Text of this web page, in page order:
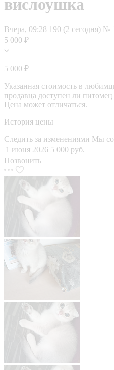
вислоушка
Вчера, 09:28 190 (2 сегодня) №
5 000 ₽
5 000 ₽
Указанная стоимость в
продавца доступен ли питомец
Цена может отличаться.
История цены
Следить за изменениями Мы
1 июня 2026 5 000 руб.
Позвонить